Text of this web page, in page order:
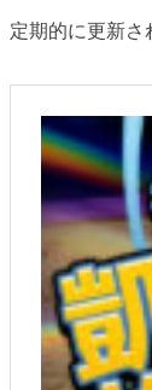
定期的に更新さ